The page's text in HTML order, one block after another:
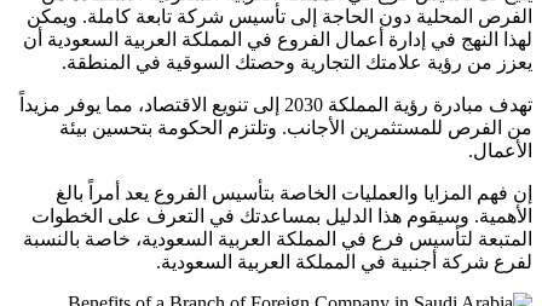
الفرص المحلية دون الحاجة إلى تأسيس شركة تابعة كاملة. ويمكن
لهذا النهج في إدارة أعمال الفروع في المملكة العربية السعودية أن
يعزز من رؤية علامتك التجارية وحصتك السوقية في المنطقة.
تهدف مبادرة رؤية المملكة 2030 إلى تنويع الاقتصاد، مما يوفر مزيداً
من الفرص للمستثمرين الأجانب. وتلتزم الحكومة بتحسين بيئة
الأعمال.
إن فهم المزايا والعمليات الخاصة بتأسيس الفروع يعد أمراً بالغ
الأهمية. وسيقوم هذا الدليل بمساعدتك في التعرف على الخطوات
المتبعة لتأسيس فرع في المملكة العربية السعودية، خاصة بالنسبة
لفرع شركة أجنبية في المملكة العربية السعودية.